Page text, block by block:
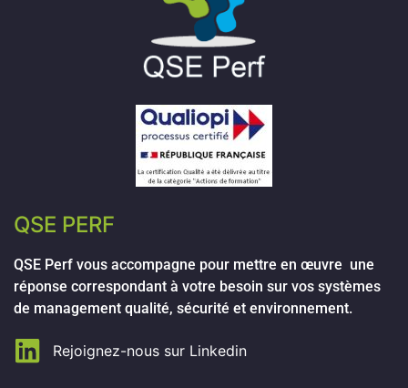
QSE PERF
QSE Perf vous accompagne pour mettre en œuvre une
réponse correspondant à votre besoin sur vos systèmes
de management qualité, sécurité et environnement.
Rejoignez-nous sur Linkedin